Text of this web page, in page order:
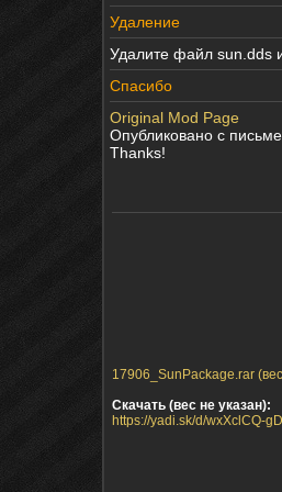
Удаление
Удалите файл sun.dds
Спасибо
Original Mod Page
Опубликовано с
Thanks!
17906_SunPackage.rar
Скачать (вес не указан):
https://yadi.sk/d/wxXclCQ-